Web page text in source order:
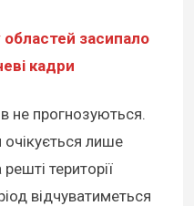
областей засипало
кадри
не прогнозуються.
лише
території
відчуватиметься